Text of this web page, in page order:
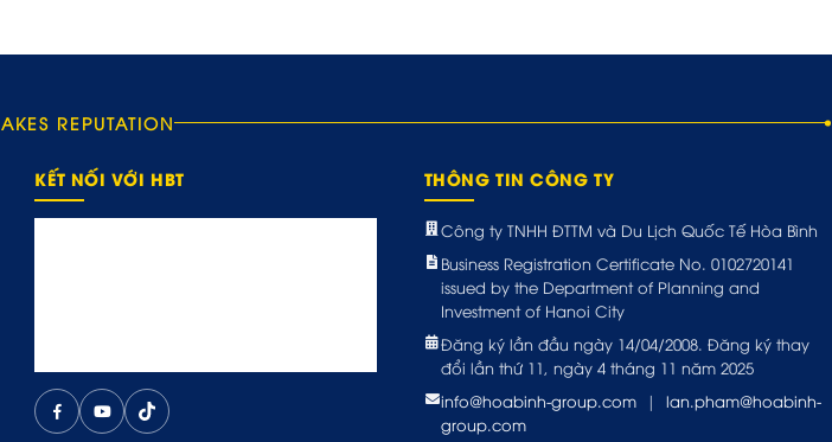
REPUTATION
KẾT NỐI VỚI HBT THÔNG TIN CÔNG TY
Công ty TNHH ĐTTM và Du Lịch Quốc Tế Hòa Bình
Business Registration Certificate No. 0102720141
issued by the Department of Planning and
Investment of Hanoi City
Đăng ký lần đầu ngày 14/04/2008. Đăng ký thay
đổi lần thứ 11, ngày 4 tháng 11 năm 2025
info@hoabinh-group.com
|
lan.pham@hoabinh-
group.com